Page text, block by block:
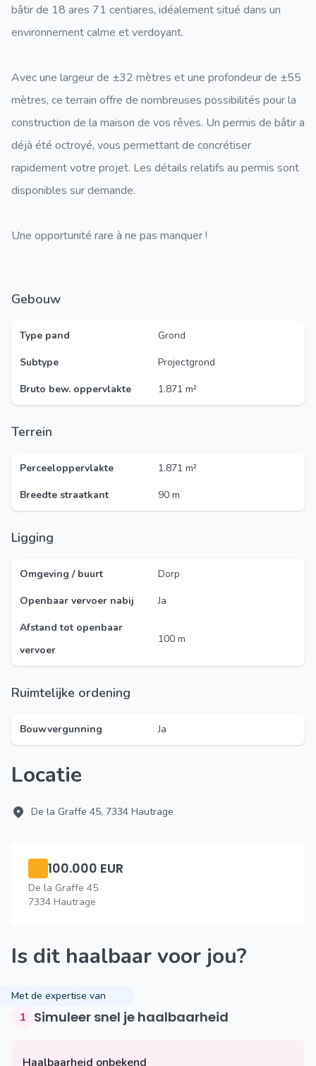
bâtir de 18 ares 71 centiares, idéalement situé dans un
environnement calme et verdoyant.
Avec une largeur de ±32 mètres et une profondeur de ±55
mètres, ce terrain offre de nombreuses possibilités pour la
construction de la maison de vos rêves. Un permis de bâtir a
déjà été octroyé, vous permettant de concrétiser
rapidement votre projet. Les détails relatifs au permis sont
disponibles sur demande.
Une opportunité rare à ne pas manquer !
Gebouw
Type pand
Grond
Subtype
Projectgrond
Bruto bew. oppervlakte
1.871 m²
Terrein
Perceeloppervlakte
1.871 m²
Breedte straatkant
90 m
Ligging
Omgeving / buurt
Dorp
Openbaar vervoer nabij
Ja
Afstand tot openbaar
vervoer
100 m
Ruimtelijke ordening
Bouwvergunning Ja
Locatie
De la Graffe 45, 7334 Hautrage
100.000 EUR
De la Graffe 45
7334 Hautrage
Is dit haalbaar voor jou?
Met de expertise van
1 Simuleer snel je haalbaarheid
Haalbaarheid onbekend